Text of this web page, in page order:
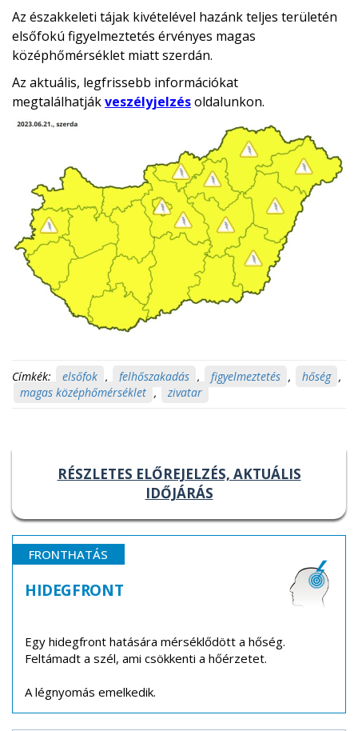
Az északkeleti tájak kivételével hazánk teljes területén
elsőfokú figyelmeztetés érvényes magas
középhőmérséklet miatt szerdán.
Az aktuális, legfrissebb információkat
megtalálhatjákveszélyjelzésoldalunkon.
Címkék: elsőfok , felhőszakadás , figyelmeztetés , hőség ,
magas középhőmérséklet , zivatar
RÉSZLETES ELŐREJELZÉS, AKTUÁLIS
IDŐJÁRÁS
FRONTHATÁS
HIDEGFRONT
Egy hidegfront hatására mérséklődött a hőség.
Feltámadt a szél, ami csökkenti a hőérzetet.
A légnyomás emelkedik.